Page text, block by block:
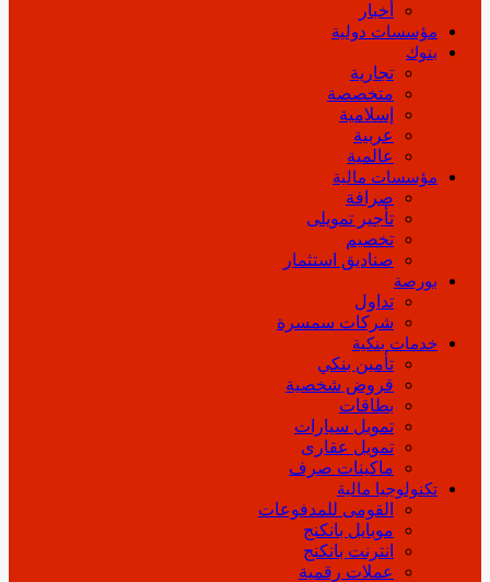
أخبار
مؤسسات دولية
بنوك
تجارية
متخصصة
إسلامية
عربية
عالمية
مؤسسات مالية
صرافة
تأجير تمويلى
تخصيم
صناديق استثمار
بورصة
تداول
شركات سمسرة
خدمات بنكية
تأمين بنكي
قروض شخصية
بطاقات
تمويل سيارات
تمويل عقارى
ماكينات صرف
تكنولوجيا مالية
القومى للمدفوعات
موبايل بانكنج
انترنت بانكنج
عملات رقمية